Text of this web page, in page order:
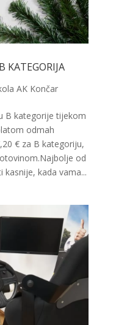
KATEGORIJA
AK Končar
B kategorije tijekom
odmah
€ za B kategoriju,
od
kada vama...